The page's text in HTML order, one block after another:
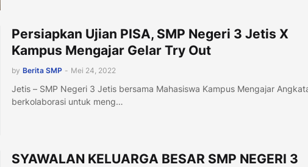
Persiapkan Ujian PISA, SMP Negeri 3 Jetis X
Kampus Mengajar Gelar Try Out
by Berita SMP - Mei 24, 2022
Jetis – SMP Negeri 3 Jetis bersama Mahasiswa Kampus Mengajar
berkolaborasi untuk meng…
SYAWALAN KELUARGA BESAR SMP NEGERI 3